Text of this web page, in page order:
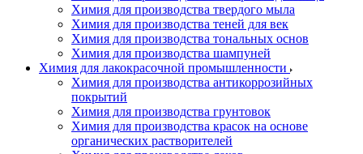
Химия для производства твердого мыла
Химия для производства теней для век
Химия для производства тональных основ
Химия для производства шампуней
Химия для лакокрасочной промышленности
Химия для производства антикоррозийных
покрытий
Химия для производства грунтовок
Химия для производства красок на основе
органических растворителей